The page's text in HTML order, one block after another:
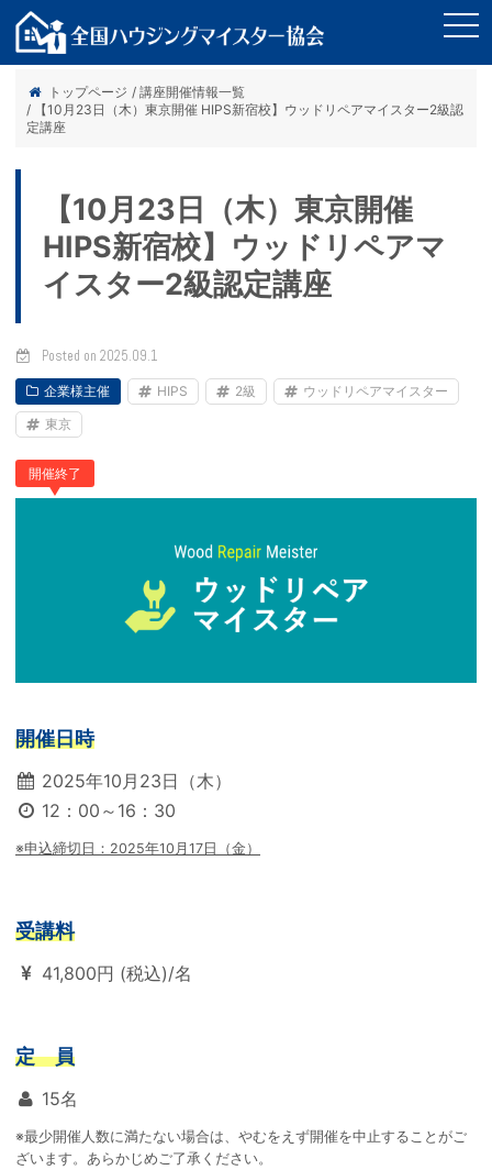
トップページ / 講座開催情報一覧
/ 【10月23日（木）東京開催 HIPS新宿校】ウッドリペアマイスター2級認
定講座
【10月23日（木）東京開催
HIPS新宿校】ウッドリペアマ
イスター2級認定講座
Posted on 2025.09.1
企業様主催 HIPS 2級
ウッドリペアマイスター
東京
開催終了
開催日時
2025年10月23日（木）
12：00～16：30
※申込締切日：2025年10月17日（金）
受講料
41,800円 (税込)/名
定 員
15名
※最少開催人数に満たない場合は、やむをえず開催を中止することがご
ざいます。あらかじめご了承ください。